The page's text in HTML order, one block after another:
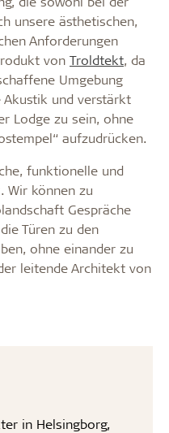
in Helsingborg,
unsere ästhetischen,
Anforderungen
von Troldtekt, da
Umgebung
Akustik und verstärkt
Lodge zu sein, ohne
aufzudrücken.
funktionelle und
Wir können zu
Gespräche
Türen zu den
ohne einander zu
leitende Architekt von